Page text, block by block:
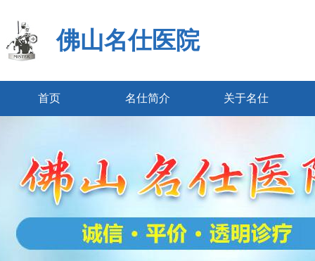
佛山名仕医院
首页 名仕简介 关于名仕